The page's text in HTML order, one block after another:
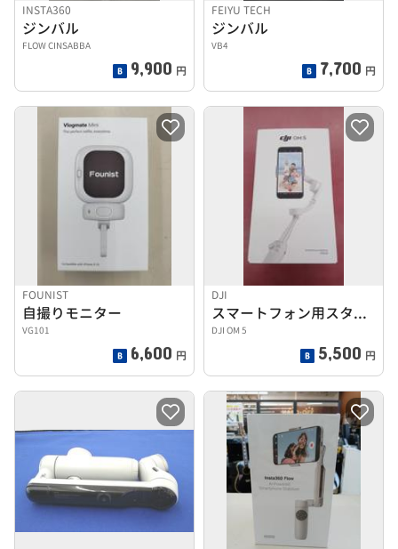
INSTA360
ジンバル
FLOW CINSABBA
9,900 円
FEIYU TECH
ジンバル
VB4
7,700 円
FOUNIST
自撮りモニター
VG101
6,600 円
DJI
スマートフォン用スタビライザ-
DJI OM 5
5,500 円